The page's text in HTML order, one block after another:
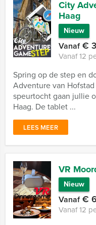
City
Haag
Nieuw
Vanaf€
Vanaf 12
Spring op de step en
Adventure van
speurtocht gaan jullie
Haag. De tablet ...
LEES MEER
VR
Nieuw
Vanaf€
Vanaf 12